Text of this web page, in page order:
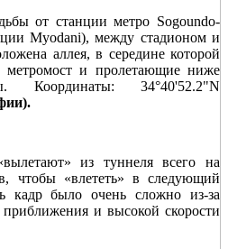
от станции метро Sogoundo-
Myodani), между стадионом и
аллея, в середине которой
и пролетающие ниже
Координаты: 34°40'52.2"N
из туннеля всего на
чтобы «влететь» в следующий
кадр было очень сложно из-за
и высокой скорости